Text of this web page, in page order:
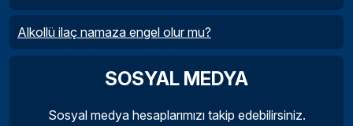
Alkollü ilaç namaza engel olur mu?
SOSYAL MEDYA
Sosyal medya hesaplarımızı takip edebilirsiniz.